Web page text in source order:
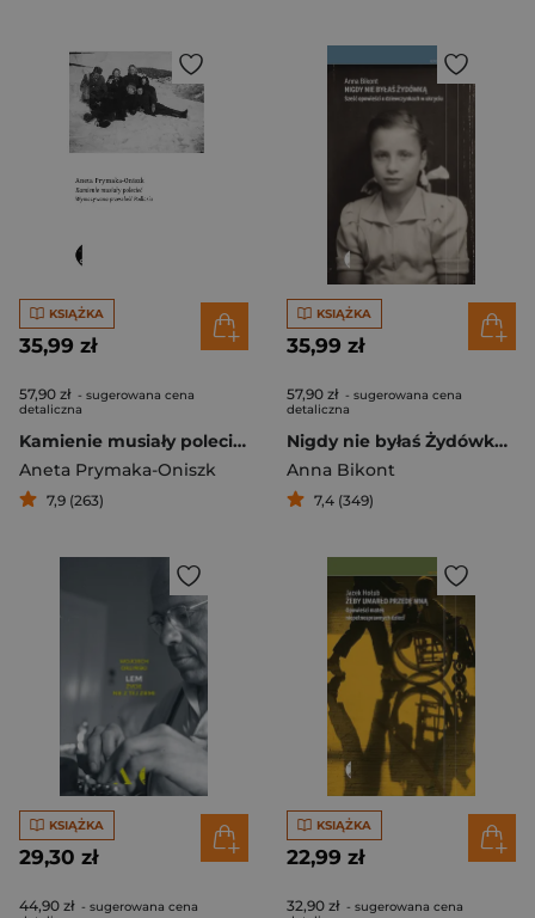
KSIĄŻKA
35,99 zł
57,90 zł - sugerowana cena
detaliczna
Kamienie musiały polecieć Wymazywana przeszłość Podlasia
Aneta Prymaka-Oniszk
7,9 (263)
KSIĄŻKA
35,99 zł
57,90 zł - sugerowana cena
detaliczna
Nigdy nie byłaś Żydówką Sześć opowieści o dziewczynkach w ukryciu
Anna Bikont
7,4 (349)
KSIĄŻKA
29,30 zł
44,90 zł - sugerowana cena
KSIĄŻKA
22,99 zł
32,90 zł - sugerowana cena